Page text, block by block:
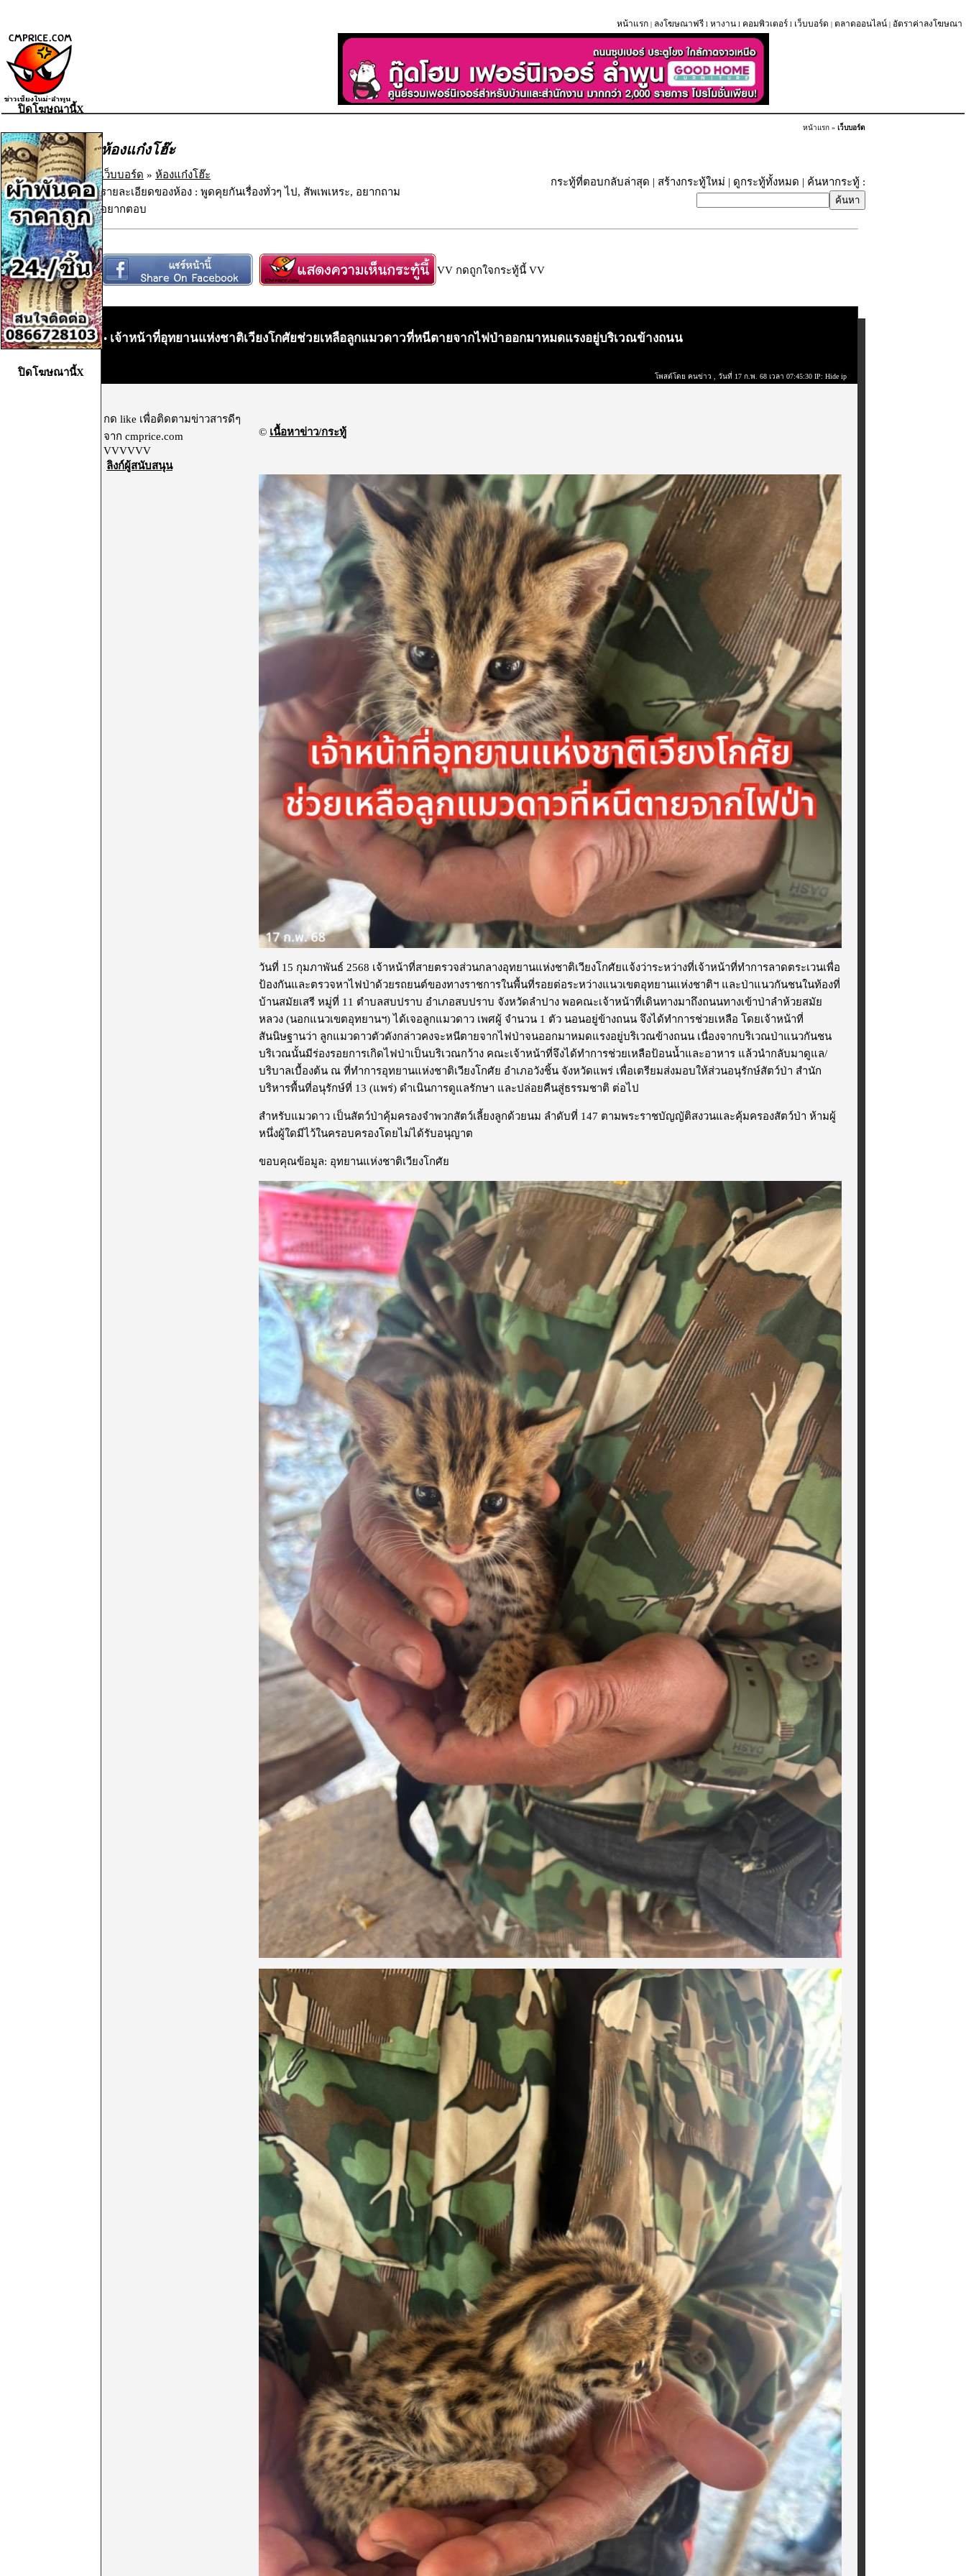
หน้าแรก | ลงโฆษณาฟรี l หางาน l คอมพิวเตอร์ l เว็บบอร์ด | ตลาดออนไลน์ | อัตราค่าลงโฆษณา
หน้าแรก » เว็บบอร์ด
ห้องแก๋งโฮ๊ะ
เว็บบอร์ด » ห้องแก๋งโฮ๊ะ
รายละเอียดของห้อง : พูดคุยกันเรื่องทั่วๆ ไป, สัพเพเหระ, อยากถาม
อยากตอบ
กระทู้ที่ตอบกลับล่าสุด | สร้างกระทู้ใหม่ | ดูกระทู้ทั้งหมด | ค้นหากระทู้ :
VV กดถูกใจกระทู้นี้ VV
• เจ้าหน้าที่อุทยานแห่งชาติเวียงโกศัยช่วยเหลือลูกแมวดาวที่หนีตายจากไฟป่าออกมาหมดแรงอยู่บริเวณข้างถนน
โพสต์โดย คนข่าว , วันที่ 17 ก.พ. 68 เวลา 07:45:30 IP: Hide ip
กด like เพื่อติดตามข่าวสารดีๆ
จาก cmprice.com
VVVVVV
ลิงก์ผู้สนับสนุน
© เนื้อหาข่าว/กระทู้
วันที่ 15 กุมภาพันธ์ 2568 เจ้าหน้าที่สายตรวจส่วนกลางอุทยานแห่งชาติเวียงโกศัยแจ้งว่าระหว่างที่เจ้าหน้าที่ทำการลาดตระเวนเพื่อ
ป้องกันและตรวจหาไฟป่าด้วยรถยนต์ของทางราชการในพื้นที่รอยต่อระหว่างแนวเขตอุทยานแห่งชาติฯ และป่าแนวกันชนในท้องที่
บ้านสมัยเสรี หมู่ที่ 11 ตำบลสบปราบ อำเภอสบปราบ จังหวัดลำปาง พอคณะเจ้าหน้าที่เดินทางมาถึงถนนทางเข้าป่าลำห้วยสมัย
หลวง (นอกแนวเขตอุทยานฯ) ได้เจอลูกแมวดาว เพศผู้ จำนวน 1 ตัว นอนอยู่ข้างถนน จึงได้ทำการช่วยเหลือ โดยเจ้าหน้าที่
สันนิษฐานว่า ลูกแมวดาวตัวดังกล่าวคงจะหนีตายจากไฟป่าจนออกมาหมดแรงอยู่บริเวณข้างถนน เนื่องจากบริเวณป่าแนวกันชน
บริเวณนั้นมีร่องรอยการเกิดไฟป่าเป็นบริเวณกว้าง คณะเจ้าหน้าที่จึงได้ทำการช่วยเหลือป้อนน้ำและอาหาร แล้วนำกลับมาดูแล/
บริบาลเบื้องต้น ณ ที่ทำการอุทยานแห่งชาติเวียงโกศัย อำเภอวังชิ้น จังหวัดแพร่ เพื่อเตรียมส่งมอบให้ส่วนอนุรักษ์สัตว์ป่า สำนัก
บริหารพื้นที่อนุรักษ์ที่ 13 (แพร่) ดำเนินการดูแลรักษา และปล่อยคืนสู่ธรรมชาติ ต่อไป
สำหรับแมวดาว เป็นสัตว์ป่าคุ้มครองจำพวกสัตว์เลี้ยงลูกด้วยนม ลำดับที่ 147 ตามพระราชบัญญัติสงวนและคุ้มครองสัตว์ป่า ห้ามผู้
หนึ่งผู้ใดมีไว้ในครอบครองโดยไม่ได้รับอนุญาต
ขอบคุณข้อมูล: อุทยานแห่งชาติเวียงโกศัย
ปิดโฆษณานี้X
ปิดโฆษณานี้X